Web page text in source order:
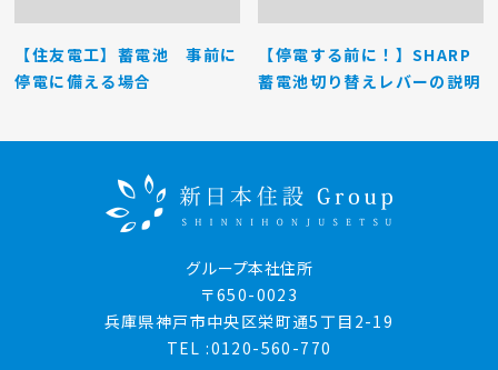
【住友電工】蓄電池 事前に
停電に備える場合
【停電する前に！】SHARP
蓄電池切り替えレバーの説明
グループ本社住所
〒650-0023
兵庫県神戸市中央区栄町通5丁目2-19
TEL :0120-560-770